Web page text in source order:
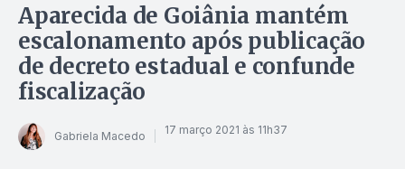
Aparecida de Goiânia mantém
escalonamento após publicação
de decreto estadual e confunde
fiscalização
Gabriela Macedo 17 março 2021 às 11h37